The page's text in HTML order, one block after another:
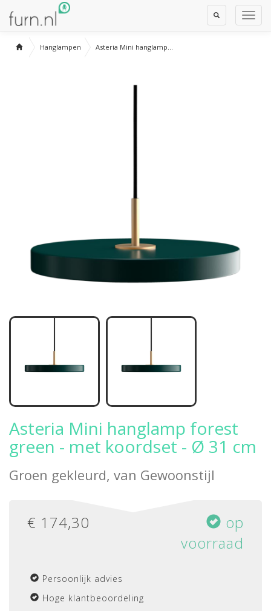
Toggle
Search
Hanglampen Asteria Mini hanglamp...
Asteria Mini hanglamp forest
green - met koordset - Ø 31 cm
Groen gekleurd, van Gewoonstijl
€ 174,30
op
voorraad
Persoonlijk advies
Hoge klantbeoordeling